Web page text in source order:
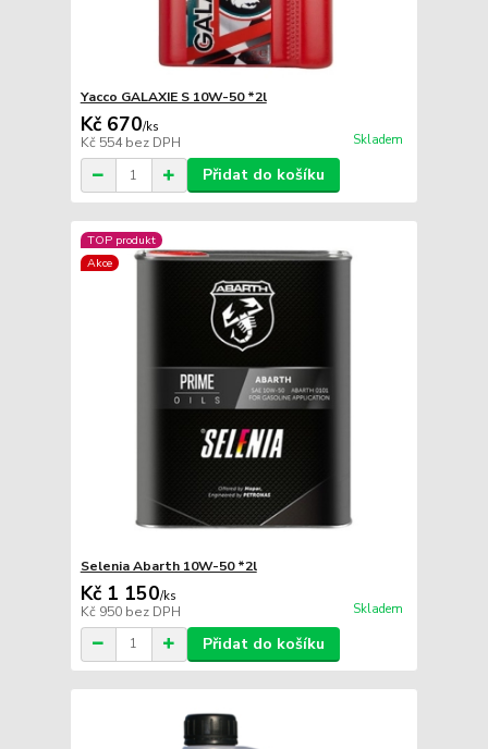
Yacco GALAXIE S 10W-50 *2l
Kč 670/ks
Kč 554bez DPH Skladem
Přidat do košíku
TOP produkt
Akce
Selenia Abarth 10W-50 *2l
Kč 1 150/ks
Kč 950 bez DPH Skladem
Přidat do košíku